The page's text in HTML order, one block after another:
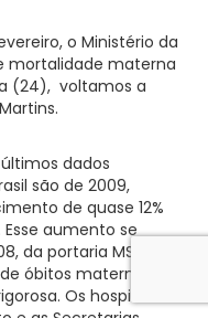
o Ministério da
mortalidade materna
(24), voltamos a
dados
são de 2009,
de quase 12%
aumento se
da portaria MS/GM
óbitos maternos,
Os hospitais